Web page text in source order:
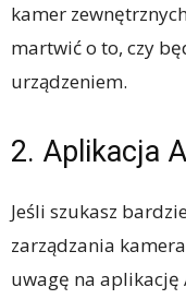
kamer
martwić o to, czy
urządzeniem.
2. Aplikacja
Jeśli szukasz
zarządzania
uwagę na aplikację